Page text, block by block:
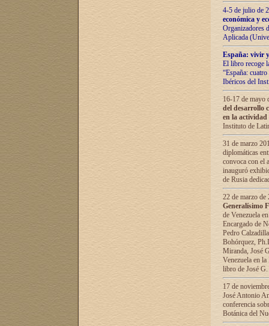
4-5 de julio de
económica y
Organizadores
Aplicada
España: vivir
El libro recoge
“España:
Ibéricos del
16-17 de mayo
del desarrollo
en la
Instituto de
31 de marzo
diplomáticas
convoca con el
inauguró
de Rusia
22 de marzo
Generalísimo
de Venezuela
Encargado de
Pedro
Bohórquez,
Miranda, José
Venezuela en
libro de José
17 de
José Antonio
conferencia
Botánica del